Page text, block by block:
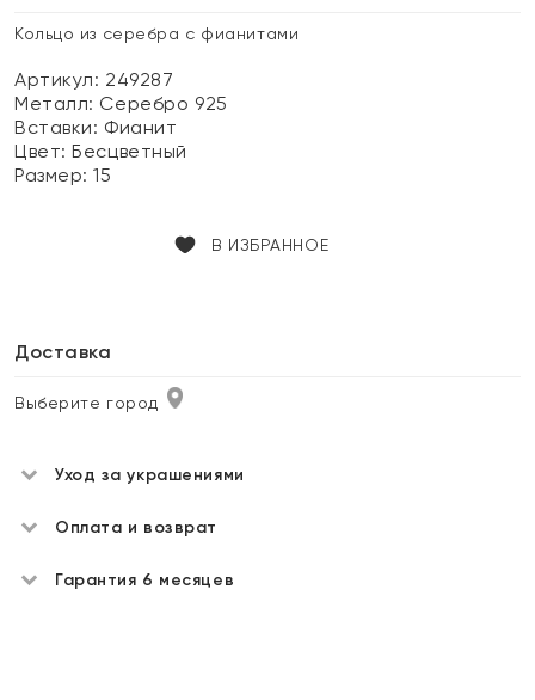
Кольцо из серебра с фианитами
Артикул: 249287
Металл: Серебро 925
Вставки: Фианит
Цвет:Бесцветный
Размер:15
В ИЗБРАННОЕ
Доставка
Выберите город
Уход за украшениями
Оплата и возврат
Гарантия 6 месяцев